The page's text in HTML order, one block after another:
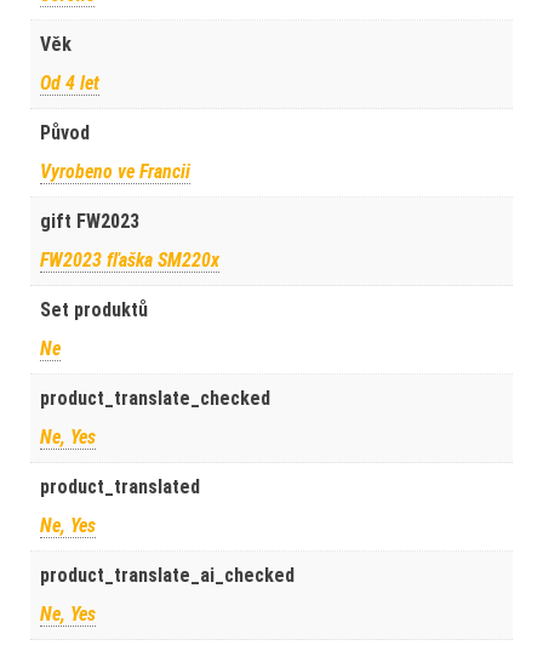
Věk
Od 4 let
Původ
Vyrobeno ve Francii
gift FW2023
FW2023 fľaška SM220x
Set produktů
Ne
product_translate_checked
Ne, Yes
product_translated
Ne, Yes
product_translate_ai_checked
Ne, Yes